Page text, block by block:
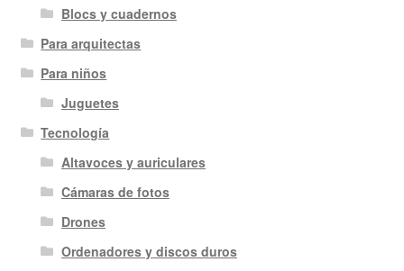
Blocs y cuadernos
Para arquitectas
Para niños
Juguetes
Tecnología
Altavoces y auriculares
Cámaras de fotos
Drones
Ordenadores y discos duros